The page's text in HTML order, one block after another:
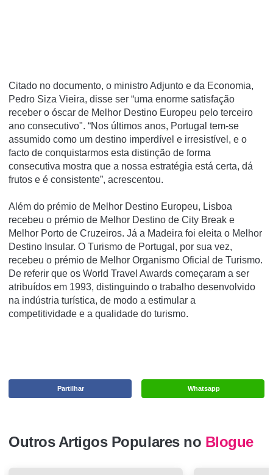
Citado no documento, o ministro Adjunto e da Economia,
Pedro Siza Vieira, disse ser “uma enorme satisfação
receber o óscar de Melhor Destino Europeu pelo terceiro
ano consecutivo". “Nos últimos anos, Portugal tem-se
assumido como um destino imperdível e irresistível, e o
facto de conquistarmos esta distinção de forma
consecutiva mostra que a nossa estratégia está certa, dá
frutos e é consistente”, acrescentou.
Além do prémio de Melhor Destino Europeu, Lisboa
recebeu o prémio de Melhor Destino de City Break e
Melhor Porto de Cruzeiros. Já a Madeira foi eleita o Melhor
Destino Insular. O Turismo de Portugal, por sua vez,
recebeu o prémio de Melhor Organismo Oficial de Turismo.
De referir que os World Travel Awards começaram a ser
atribuídos em 1993, distinguindo o trabalho desenvolvido
na indústria turística, de modo a estimular a
competitividade e a qualidade do turismo.
Whatsapp
Partilhar
Outros Artigos Populares no Blogue